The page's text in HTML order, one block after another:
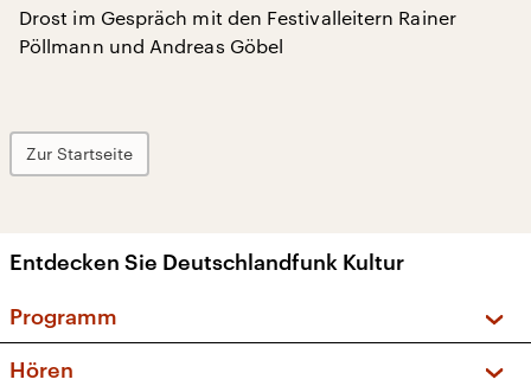
Drost im Gespräch mit den Festivalleitern Rainer
Pöllmann und Andreas Göbel
Zur Startseite
Entdecken Sie Deutschlandfunk Kultur
Programm
Hören